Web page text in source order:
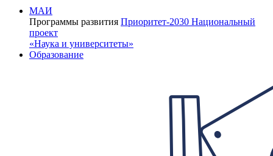
МАИ
Программы развития Приоритет-2030 Национальный
проект
«Наука и университеты»
Образование